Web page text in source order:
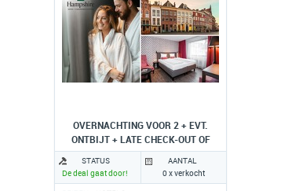
OVERNACHTING VOOR 2 + EVT.
ONTBIJT + LATE CHECK-OUT OF
DINER
STATUS
De deal gaat door!
AANTAL
0 x verkocht